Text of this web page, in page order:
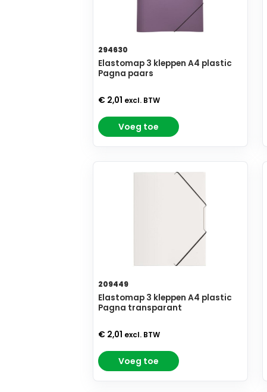
294630
Elastomap 3 kleppen A4 plastic
Pagna paars
€ 2,01 excl. BTW
Voeg toe
209449
Elastomap 3 kleppen A4 plastic
Pagna transparant
€ 2,01 excl. BTW
Voeg toe